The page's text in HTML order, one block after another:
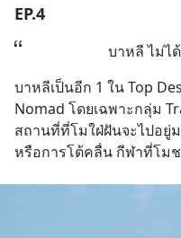
EP.4
บาหลี ไม่ไ
บาหลีเป็นอีก 1 ใน Top
Nomad โดยเฉพาะกลุ่ม
สถานที่ที่โมใฝ่ฝันจะไปอยู่ม
หรือการโต้คลื่น กีฬาที่โม